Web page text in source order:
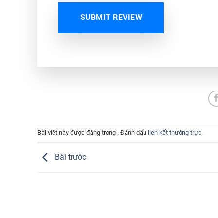
SUBMIT REVIEW
Bài viết này được đăng trong . Đánh dấu liên kết thường trực.
Bài trước